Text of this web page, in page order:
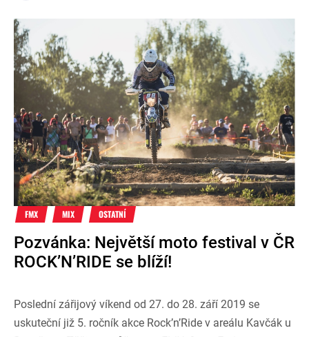
FMX MIX OSTATNÍ
Pozvánka: Největší moto festival v ČR
ROCK’N’RIDE se blíží!
Poslední zářijový víkend od 27. do 28. září 2019 se
uskuteční již 5. ročník akce Rock’n’Ride v areálu Kavčák u